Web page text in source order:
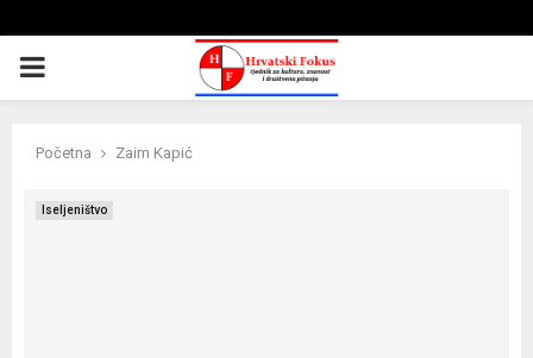
PRIMARY
Početna Zaim Kapić
Iseljeništvo